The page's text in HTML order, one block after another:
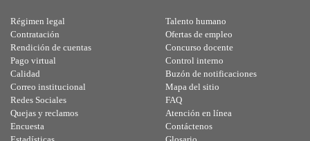
Régimen legal
Contratación
Rendición de cuentas
Pago virtual
Calidad
Talento humano
Ofertas de empleo
Concurso docente
Control interno
Buzón de notificaciones
Correo institucional
Redes Sociales
Quejas y reclamos
Encuesta
Mapa del sitio
FAQ
Atención en línea
Contáctenos